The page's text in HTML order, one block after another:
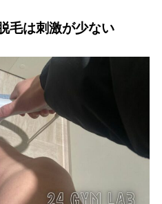
毛は刺激が少ない